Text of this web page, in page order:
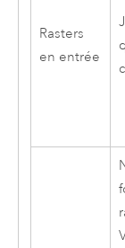
Rasters
en entrée